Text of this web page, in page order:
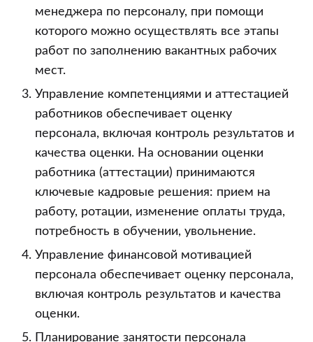
менеджера по персоналу, при помощи
которого можно осуществлять все этапы
работ по заполнению вакантных рабочих
мест.
Управление компетенциями и аттестацией
работников обеспечивает оценку
персонала, включая контроль результатов и
качества оценки. На основании оценки
работника (аттестации) принимаются
ключевые кадровые решения: прием на
работу, ротации, изменение оплаты труда,
потребность в обучении, увольнение.
Управление финансовой мотивацией
персонала обеспечивает оценку персонала,
включая контроль результатов и качества
оценки.
Планирование занятости персонала